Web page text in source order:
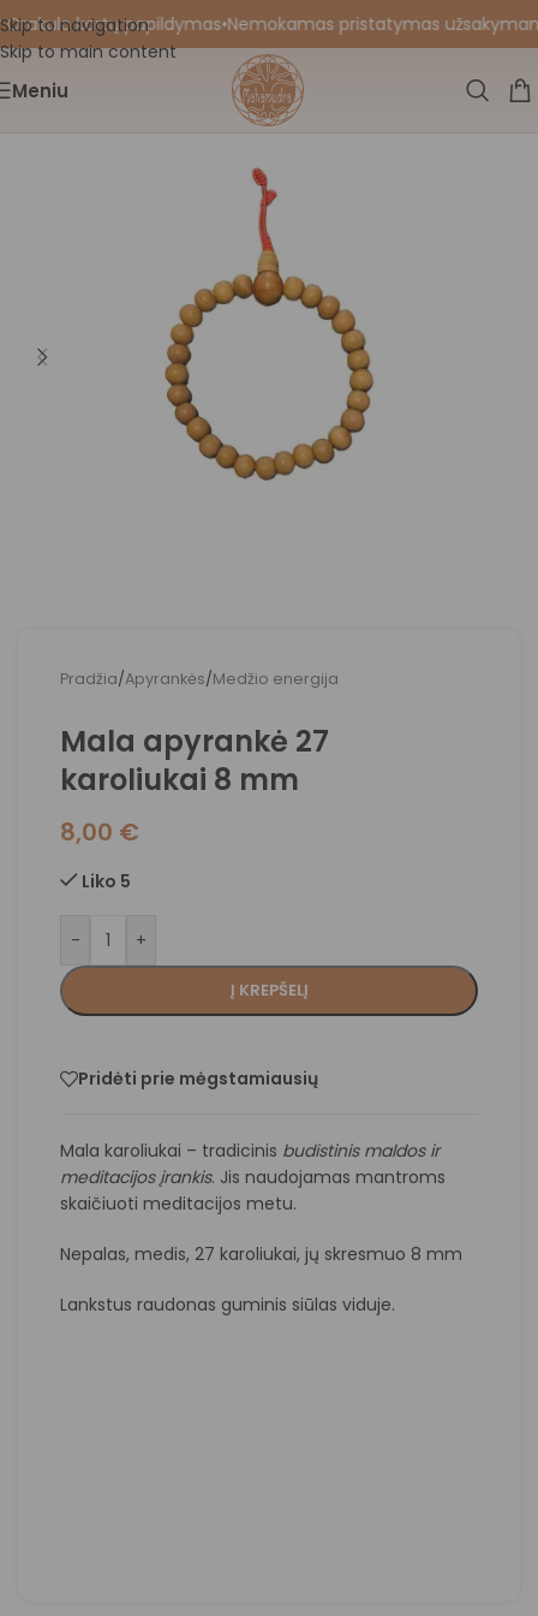
Skip to navigation
Skip to main content
kortų papildymas•Nemokamas pristatymas
Meniu
Pradžia/Apyrankės/Medžio energija
Mala apyrankė 27
karoliukai 8 mm
8,00 €
Liko 5
- +
Į KREPŠELĮ
Pridėti prie mėgstamiausių
Mala karoliukai – tradicinis budistinis maldos ir
meditacijos įrankis. Jis naudojamas mantroms
skaičiuoti meditacijos metu.
Nepalas, medis, 27 karoliukai, jų skresmuo 8 mm
Lankstus raudonas guminis siūlas viduje.